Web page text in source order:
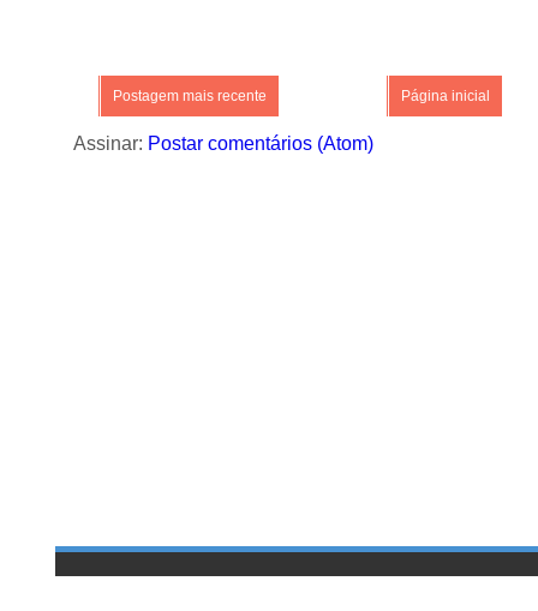
Postagem mais recente Página inicial
Assinar: Postar comentários (Atom)